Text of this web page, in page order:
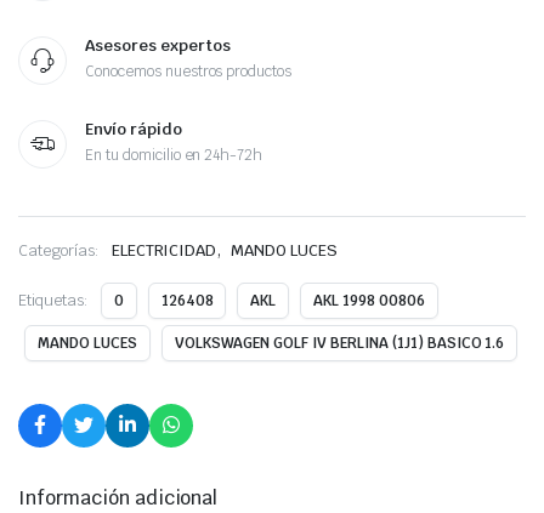
Asesores expertos
Conocemos nuestros productos
Envío rápido
En tu domicilio en 24h-72h
Categorías: ELECTRICIDAD, MANDO LUCES
Etiquetas: 0 126408 AKL AKL 1998 00806
MANDO LUCES VOLKSWAGEN GOLF IV BERLINA (1J1) BASICO 1.6
Información adicional